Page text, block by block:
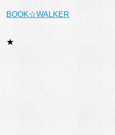
BOOK☆WALKER
★